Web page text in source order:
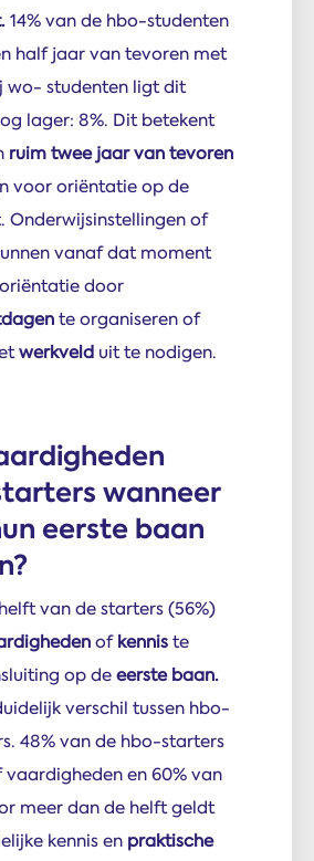
14% van de hbo-studenten
half jaar van tevoren met
wo- studenten ligt dit
lager: 8%. Dit betekent
ruim twee jaar van tevoren
voor oriëntatie op de
Onderwijsinstellingen of
vanaf dat moment
door
te organiseren of
werkveld uit te nodigen.
wanneer
eerste baan
van de starters (56%)
ofkenniste
op deeerste baan.
verschil tussen hbo-
48% van de hbo-starters
vaardigheden en 60% van
meer dan de helft geldt
kennis en praktische